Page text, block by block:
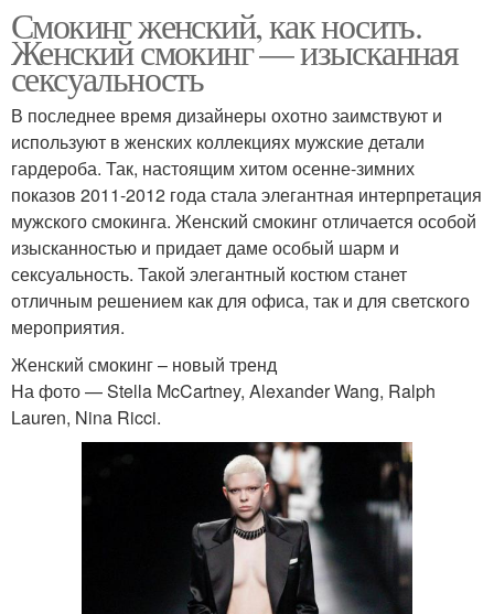
Смокинг женский, как носить.
Женский смокинг — изысканная
сексуальность
В последнее время дизайнеры охотно заимствуют и
используют в женских коллекциях мужские детали
гардероба. Так, настоящим хитом осенне-зимних
показов 2011-2012 года стала элегантная интерпретация
мужского смокинга. Женский смокинг отличается особой
изысканностью и придает даме особый шарм и
сексуальность. Такой элегантный костюм станет
отличным решением как для офиса, так и для светского
мероприятия.
Женский смокинг – новый тренд
На фото — Stella McCartney, Alexander Wang, Ralph
Lauren, Nina Ricci.